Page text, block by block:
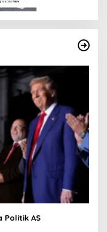
Politik AS